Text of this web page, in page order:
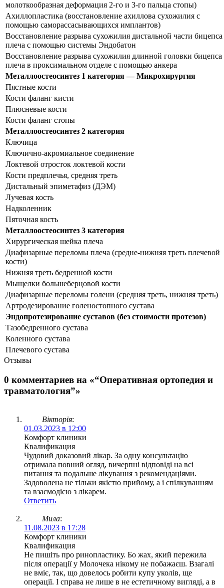
молоткообразная деформация 2-го и 3-го пальца стопы)
Ахиллопластика (восстановление ахиллова сухожилия с
помощью саморассасывающихся имплантов)
Восстановление разрыва сухожилия дистальной части бицепса
плеча с помощью системы Эндобатон
Восстановление разрыва сухожилия длинной головки бицепса
плеча в проксимальном отделе с помощью анкера
Металлоостеосинтез 1 категория — Микрохирургия
Пястные кости
Кости фаланг кисти
Плюсневые кости
Кости фаланг стопы
Металлоостеосинтез 2 категория
Ключица
Ключично-акромиальное соединение
Локтевой отросток локтевой кости
Кости предплечья, средняя треть
Дистальный эпиметафиз (ДЭМ)
Лучевая кость
Надколенник
Пяточная кость
Металлоостеосинтез 3 категория
Хирургическая шейка плеча
Диафизарные переломы плеча (средне-нижняя треть плечевой
кости)
Нижняя треть бедренной кости
Мыщелки большеберцовой кости
Диафизарные переломы голени (средняя треть, нижняя треть)
Артродезирование голеностопного сустава
Эндопротезирование суставов (без стоимости протезов)
Тазобедренного сустава
Коленного сустава
Плечевого сустава
Отзывы
0 комментариев на «“Оперативная ортопедия и
травматология”»
Вікторія:
01.03.2023 в 12:00
Комфорт клиники
Квалификация
Чудовий доказовий лікар. За одну консультацію
отримала повний огляд, вичерпні відповіді на всі
питання та подальше лікування з рекомендаціями.
Задоволена не тільки якістю прийому, а і спілкуванням
та взаємодією з лікарем.
Ответить
Мила:
11.08.2023 в 17:28
Комфорт клиники
Квалификация
Не пишіть про ринопластику. Бо жах, який пережила
після операції у Молочека нікому не побажаєш. Взагалі
не вміє, так, що довелось робити купу уколів, ще
операції. І справа не лише в не естетичному вигляді, а в